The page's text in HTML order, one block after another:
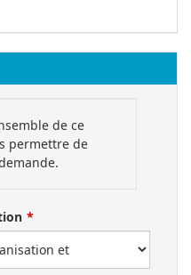
de ce
permettre de